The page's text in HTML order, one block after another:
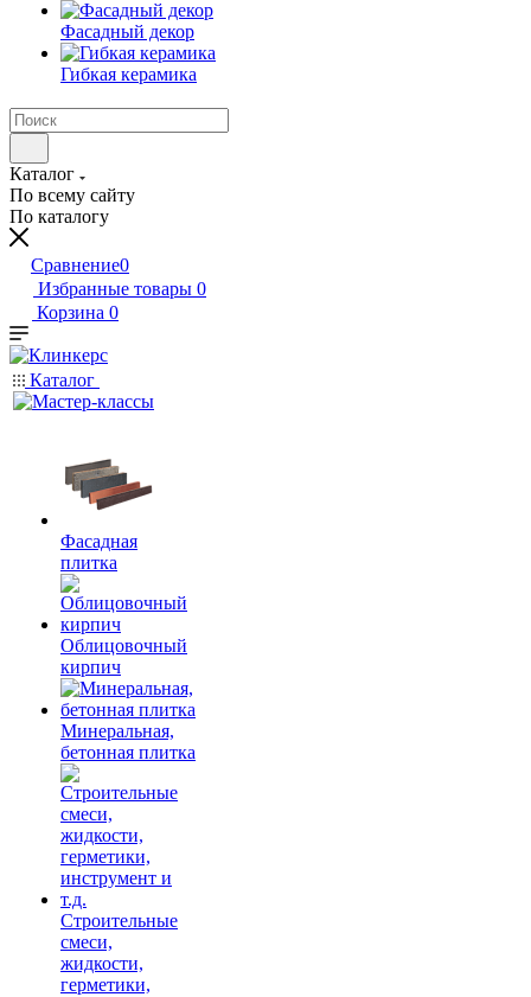
Фасадный декор
Гибкая керамика
Каталог
По всему сайту
По каталогу
Сравнение0
Избранные товары 0
Корзина 0
Каталог
Фасадная
плитка
Облицовочный
кирпич
Минеральная,
бетонная плитка
Строительные
смеси,
жидкости,
герметики,